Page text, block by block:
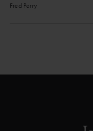
Fred Perry